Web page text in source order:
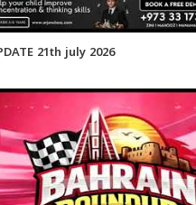
21th july 2026